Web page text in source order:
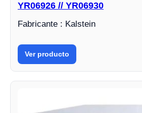
YR06926 // YR06930
Fabricante : Kalstein
Ver producto